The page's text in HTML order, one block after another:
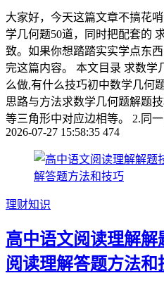
大家好，今天这篇文章不搞花
学几何题50道，同时把配套的
致。如果你想踏踏实实学点东
完这篇内容。 本文目录 求数学
么做,有什么技巧初中数学几何
思路与方法求数学几何题解题
等三角形中对应边相等。 2.同
2026-07-27 15:58:35 474
理财知识
高中语文阅读理解
阅读理解答题方法和